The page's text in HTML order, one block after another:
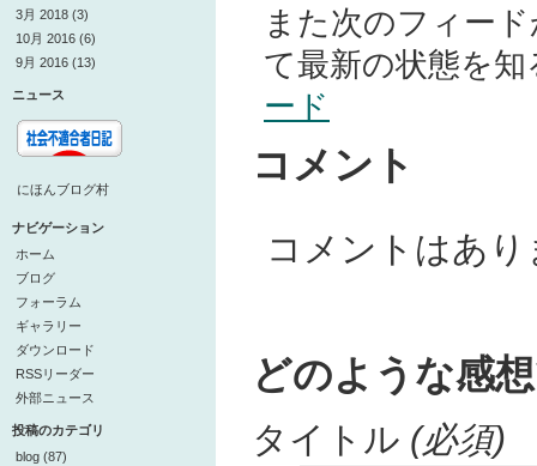
3月 2018 (3)
10月 2016 (6)
9月 2016 (13)
ニュース
にほんブログ村
ナビゲーション
ホーム
ブログ
フォーラム
ギャラリー
ダウンロード
RSSリーダー
外部ニュース
投稿のカテゴリ
blog (87)
また次のフィー
て最新の状態を
ード
コメント
コメントはあ
どのような感
タイトル (必須)